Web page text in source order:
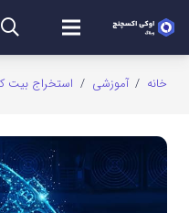
خانه / آموزشی / استخراج بیت